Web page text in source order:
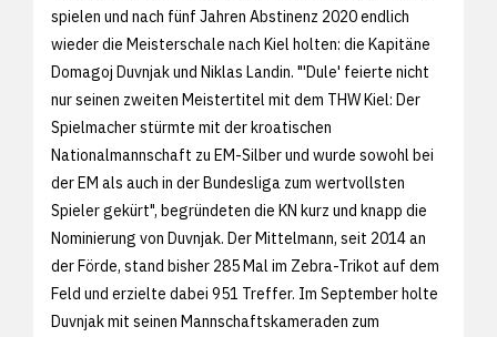
spielen und nach fünf Jahren Abstinenz 2020 endlich
wieder die Meisterschale nach Kiel holten: die Kapitäne
Domagoj Duvnjak und Niklas Landin. "'Dule' feierte nicht
nur seinen zweiten Meistertitel mit dem THW Kiel: Der
Spielmacher stürmte mit der kroatischen
Nationalmannschaft zu EM-Silber und wurde sowohl bei
der EM als auch in der Bundesliga zum wertvollsten
Spieler gekürt", begründeten die KN kurz und knapp die
Nominierung von Duvnjak. Der Mittelmann, seit 2014 an
der Förde, stand bisher 285 Mal im Zebra-Trikot auf dem
Feld und erzielte dabei 951 Treffer. Im September holte
Duvnjak mit seinen Mannschaftskameraden zum